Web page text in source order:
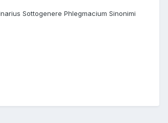
Sottogenere Phlegmacium Sinonimi